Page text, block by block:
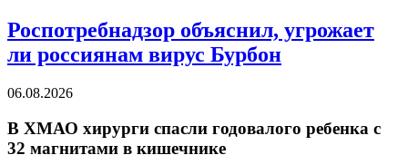
Роспотребнадзор объяснил, угрожает
ли россиянам вирус Бурбон
06.08.2026
В ХМАО хирурги спасли годовалого ребенка с
32 магнитами в кишечнике